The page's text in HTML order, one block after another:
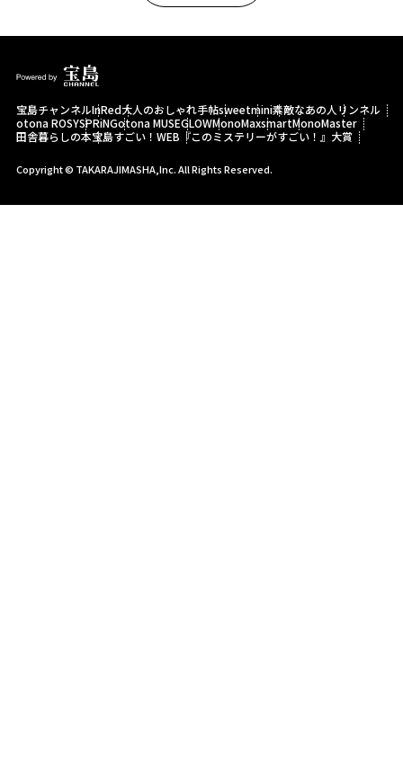
宝島チャンネルInRed大人のおしゃれ手帖sweetmini素敵なあの人 リンネル
otona ROSYSPRiNGotona MUSEGLOWMonoMaxsmartMonoMaster
田舎暮らしの本宝島すごい！WEB 『このミステリーがすごい！』大賞
Copyright © TAKARAJIMASHA,Inc. All Rights Reserved.